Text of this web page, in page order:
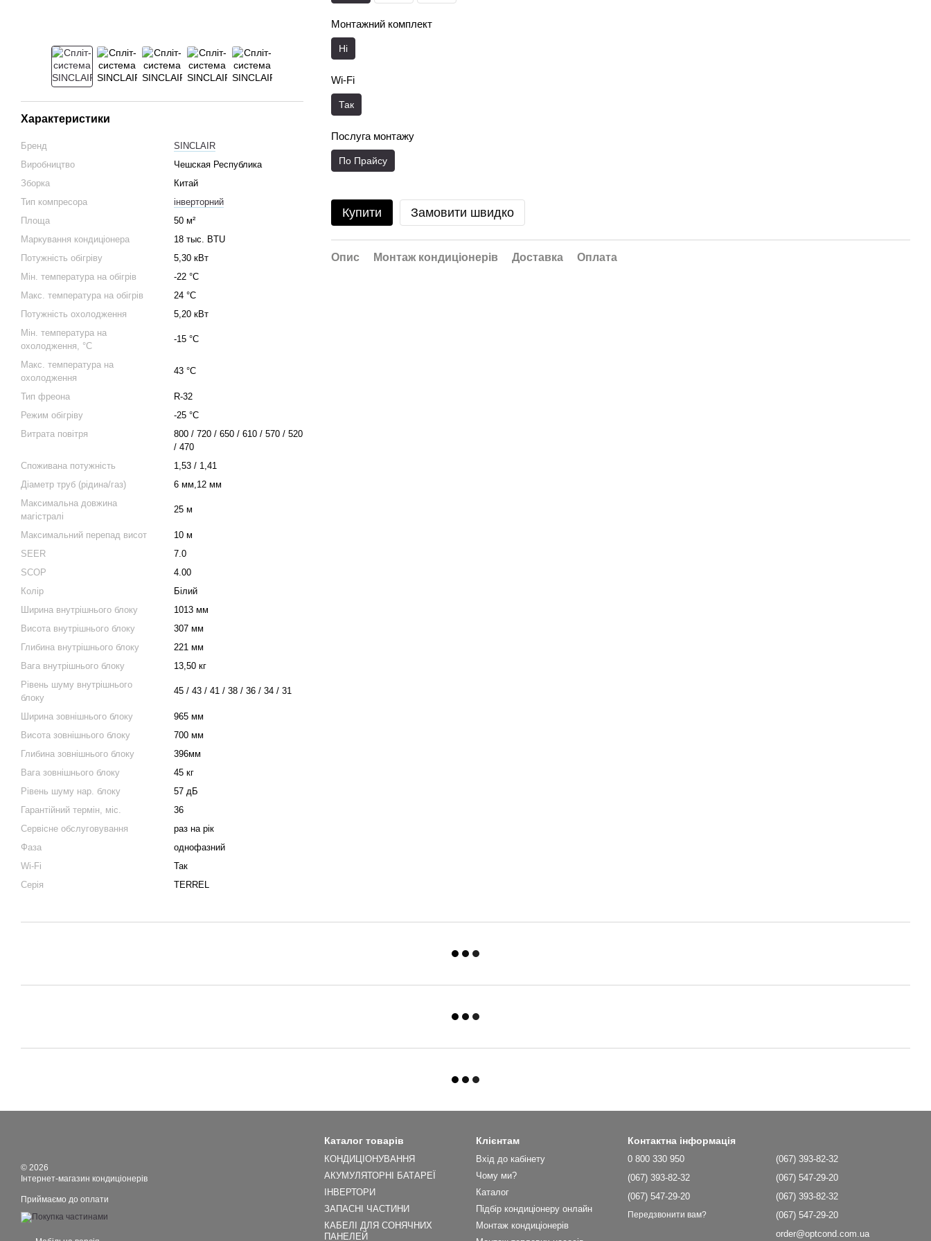
Характеристики
Бренд
SINCLAIR
Виробництво
Чешская Республика
Зборка
Китай
Тип компресора
інверторний
Площа
50 м²
Маркування кондиціонера
18 тыс. BTU
Потужність обігріву
5,30 кВт
Мін. температура на обігрів
-22 °C
Макс. температура на обігрів
24 °C
Потужність охолодження
5,20 кВт
Мін. температура на
охолодження, °C
-15 °C
Макс. температура на
охолодження
43 °C
Тип фреона
R-32
Режим обігріву
-25 °C
Витрата повітря
800 / 720 / 650 / 610 / 570 / 520
/ 470
Споживана потужність
1,53 / 1,41
Діаметр труб (рідина/газ)
6 мм,12 мм
Максимальна довжина
магістралі
25 м
Максимальний перепад висот
10 м
SEER
7.0
SCOP
4.00
Колір
Білий
Ширина внутрішнього блоку
1013 мм
Висота внутрішнього блоку
307 мм
Глибина внутрішнього блоку
221 мм
Вага внутрішнього блоку
13,50 кг
Рівень шуму внутрішнього
блоку
45 / 43 / 41 / 38 / 36 / 34 / 31
Ширина зовнішнього блоку
965 мм
Висота зовнішнього блоку
700 мм
Глибина зовнішнього блоку
396мм
Вага зовнішнього блоку
45 кг
Рівень шуму нар. блоку
57 дБ
Гарантійний термін, міс.
36
Сервісне обслуговування
раз на рiк
Фаза
однофазний
Wi-Fi
Так
Серія
TERREL
Монтажний комплект
Ні
Wi-Fi
Так
Послуга монтажу
По Прайсу
Купити Замовити швидко
Опис Монтаж кондиціонерів Доставка Оплата
© 2026
Інтернет-магазин кондиціонерів
Приймаємо до оплати
Каталог товарів
КОНДИЦІОНУВАННЯ
АКУМУЛЯТОРНІ БАТАРЕЇ
ІНВЕРТОРИ
ЗАПАСНІ ЧАСТИНИ
КАБЕЛІ ДЛЯ СОНЯЧНИХ
ПАНЕЛЕЙ
Клієнтам
Вхід до кабінету
Чому ми?
Каталог
Підбір кондиціонеру онлайн
Монтаж кондиціонерів
Контактна інформація
0 800 330 950
(067) 393-82-32
(067) 547-29-20
Передзвонити вам?
(067) 393-82-32
(067) 547-29-20
(067) 393-82-32
(067) 547-29-20
order@optcond.com.ua